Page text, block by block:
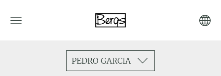
PEDRO GARCIA